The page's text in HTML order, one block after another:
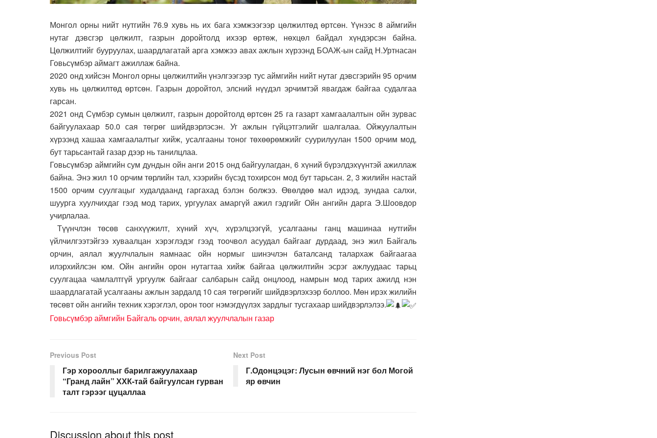
Монгол орны нийт нутгийн 76.9 хувь нь их бага хэмжээгээр цөлжилтөд өртсөн. Үүнээс 8 аймгийн
нутаг дэвсгэр цөлжилт, газрын доройтолд ихээр өртөж, нөхцөл байдал хүндэрсэн байна.
Цөлжилтийг бууруулах, шаардлагатай арга хэмжээ авах ажлын хүрээнд БОАЖ-ын сайд Н.Уртнасан
Говьсүмбэр аймагт ажиллаж байна.
2020 онд хийсэн Монгол орны цөлжилтийн үнэлгээгээр тус аймгийн нийт нутаг дэвсгэрийн 95 орчим
хувь нь цөлжилтөд өртсөн. Газрын доройтол, элсний нүүдэл эрчимтэй явагдаж байгаа судалгаа
гарсан.
2021 онд Сүмбэр сумын цөлжилт, газрын доройтолд өртсөн 25 га газарт хамгаалалтын ойн зурвас
байгуулахаар 50.0 сая төгрөг шийдвэрлэсэн. Уг ажлын гүйцэтгэлийг шалгалаа. Ойжуулалтын
хүрээнд хашаа хамгаалалтыг хийж, усалгааны тоног төхөөрөмжийг суурилуулан 1500 орчим мод,
бут тарьсантай газар дээр нь танилцлаа.
Говьсүмбэр аймгийн сум дундын ойн анги 2015 онд байгуулагдан, 6 хүний бүрэлдэхүүнтэй ажиллаж
байна. Энэ жил 10 орчим төрлийн тал, хээрийн бүсэд тохирсон мод бут тарьсан. 2, 3 жилийн настай
1500 орчим суулгацыг худалдаанд гаргахад бэлэн болжээ. Өвөлдөө мал идээд, зундаа салхи,
шуурга хуулчихдаг гээд мод тарих, ургуулах амаргүй ажил гэдгийг Ойн ангийн дарга Э.Шоовдор
учирлалаа.
Түүнчлэн төсөв санхүүжилт, хүний хүч, хүрэлцээгүй, усалгааны ганц машинаа нутгийн
үйлчилгээтэйгээ хуваалцан хэрэглэдэг гээд тоочвол асуудал байгааг дурдаад, энэ жил Байгаль
орчин, аялал жуулчлалын яамнаас ойн нормыг шинэчлэн баталсанд талархаж байгаагаа
илэрхийлсэн юм. Ойн ангийн орон нутагтаа хийж байгаа цөлжилтийн эсрэг ажлуудаас тарьц
суулгацаа чамлалтгүй ургуулж байгааг салбарын сайд онцлоод, намрын мод тарих ажилд нэн
шаардлагатай усалгааны ажлын зардалд 10 сая төгрөгийг шийдвэрлэхээр боллоо. Мөн ирэх жилийн
төсөвт ойн ангийн техник хэрэглэл, орон тоог нэмэгдүүлэх зардлыг тусгахаар шийдвэрлэлээ.
Говьсүмбэр аймгийн Байгаль орчин, аялал жуулчлалын газар
Previous Post
Гэр хорооллыг барилгажуулахаар
“Гранд лайн” ХХК-тай байгуулсан гурван
талт гэрээг цуцаллаа
Next Post
Г.Одонцэцэг: Лусын өвчний нэг бол Могой
яр өвчин
Discussion about this post